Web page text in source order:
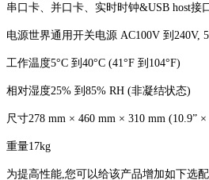
串口卡、并口卡、实时时钟&USB host接
电源世界通用开关电源 AC100V 到240V,
工作温度5°C 到40°C (41°F 到104°F)
相对湿度25% 到85% RH (非凝结状态)
尺寸278 mm × 460 mm × 310 mm (10.9” ×
重量17kg
为提高性能,您可以给该产品增加如下选配件